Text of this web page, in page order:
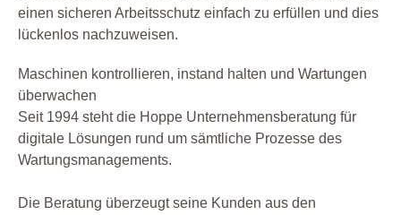
einen sicheren Arbeitsschutz einfach zu erfüllen und dies
lückenlos nachzuweisen.
Maschinen kontrollieren, instand halten und Wartungen
überwachen
Seit 1994 steht die Hoppe Unternehmensberatung für
digitale Lösungen rund um sämtliche Prozesse des
Wartungsmanagements.
Die Beratung überzeugt seine Kunden aus den